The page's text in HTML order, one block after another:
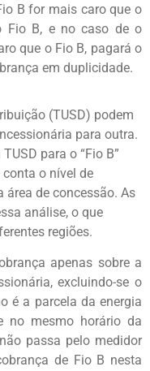
B for mais caro que o
Fio B, e no caso de o
que o Fio B, pagará o
em duplicidade.
(TUSD) podem
para outra.
para o “Fio B”
o nível de
de concessão. As
análise, o que
regiões.
apenas sobre a
excluindo-se o
é a parcela da energia
no mesmo horário da
passa pelo medidor
de Fio B nesta